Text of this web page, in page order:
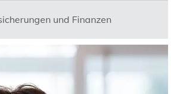
und Finanzen